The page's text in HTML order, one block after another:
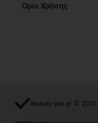
Όροι Χρήσης
Beauty-pat.gr © 2025